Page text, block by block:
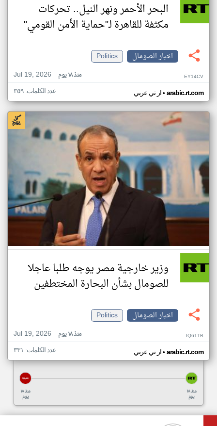
البحر الأحمر ونهر النيل.. تحركات
مكثفة للقاهرة لـ"حماية الأمن القومي"
اخبار الصومال
Politics
Jul 19, 2026
منذ ١٨ يوم EY14CV
ار تي عربي• arabic.rt.com عدد الكلمات: ٣٥٩
وزير خارجية مصر يوجه طلبا عاجلا
للصومال بشأن البحارة المختطفين
اخبار الصومال
Politics
Jul 19, 2026
منذ ١٨ يوم IQ61TB
ار تي عربي• arabic.rt.com عدد الكلمات: ٣٣١
منذ ١٨
يوم
منذ ١٨
يوم